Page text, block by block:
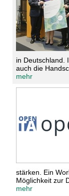
in Deutschland.
auch die
mehr
stärken. Ein
Möglichkeit zur
mehr